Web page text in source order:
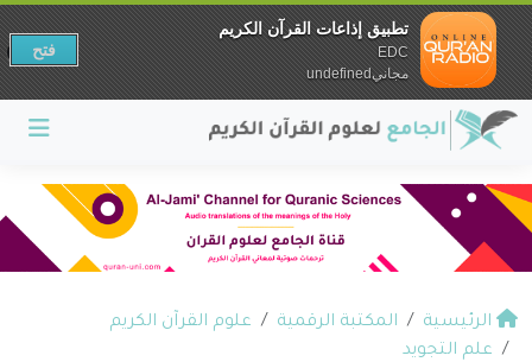
الرئيسية المكتبة الرقمية
علوم القرآن الكريم
علم التجويد
تطبيق إذاعات القرآن الكريم
EDC
مجانيundefined
فتح